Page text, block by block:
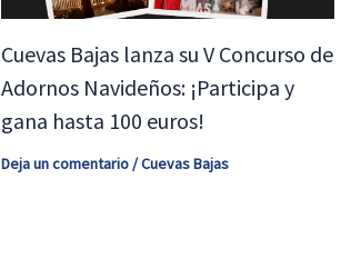
Cuevas Bajas lanza su V Concurso de
Adornos Navideños: ¡Participa y
gana hasta 100 euros!
Deja un comentario/Cuevas Bajas